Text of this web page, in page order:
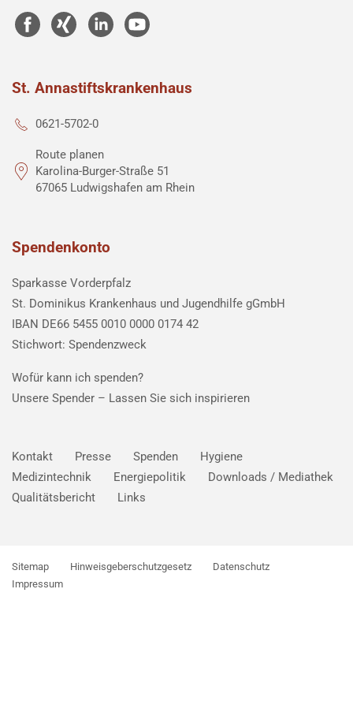
St. Annastiftskrankenhaus
0621-5702-0
Route planen
Karolina-Burger-Straße 51
67065 Ludwigshafen am Rhein
Spendenkonto
Sparkasse Vorderpfalz
St. Dominikus Krankenhaus und Jugendhilfe gGmbH
IBAN DE66 5455 0010 0000 0174 42
Stichwort: Spendenzweck
Wofür kann ich spenden?
Unsere Spender – Lassen Sie sich inspirieren
Kontakt Presse Spenden
Hygiene
Medizintechnik
Energiepolitik
Downloads / Mediathek
Qualitätsbericht
Links
Sitemap Hinweisgeberschutzgesetz
Datenschutz
Impressum